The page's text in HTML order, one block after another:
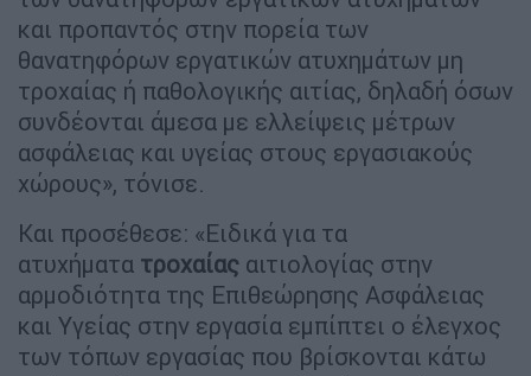
και προπαντός στην πορεία των
θανατηφόρων εργατικών ατυχημάτων μη
τροχαίας ή παθολογικής αιτίας, δηλαδή όσων
συνδέονται άμεσα με ελλείψεις μέτρων
ασφάλειας και υγείας στους εργασιακούς
χώρους», τόνισε.
Και προσέθεσε: «Ειδικά για τα
ατυχήματα τροχαίας αιτιολογίας στην
αρμοδιότητα της Επιθεώρησης Ασφάλειας
και Υγείας στην εργασία εμπίπτει ο έλεγχος
των τόπων εργασίας που βρίσκονται κάτω